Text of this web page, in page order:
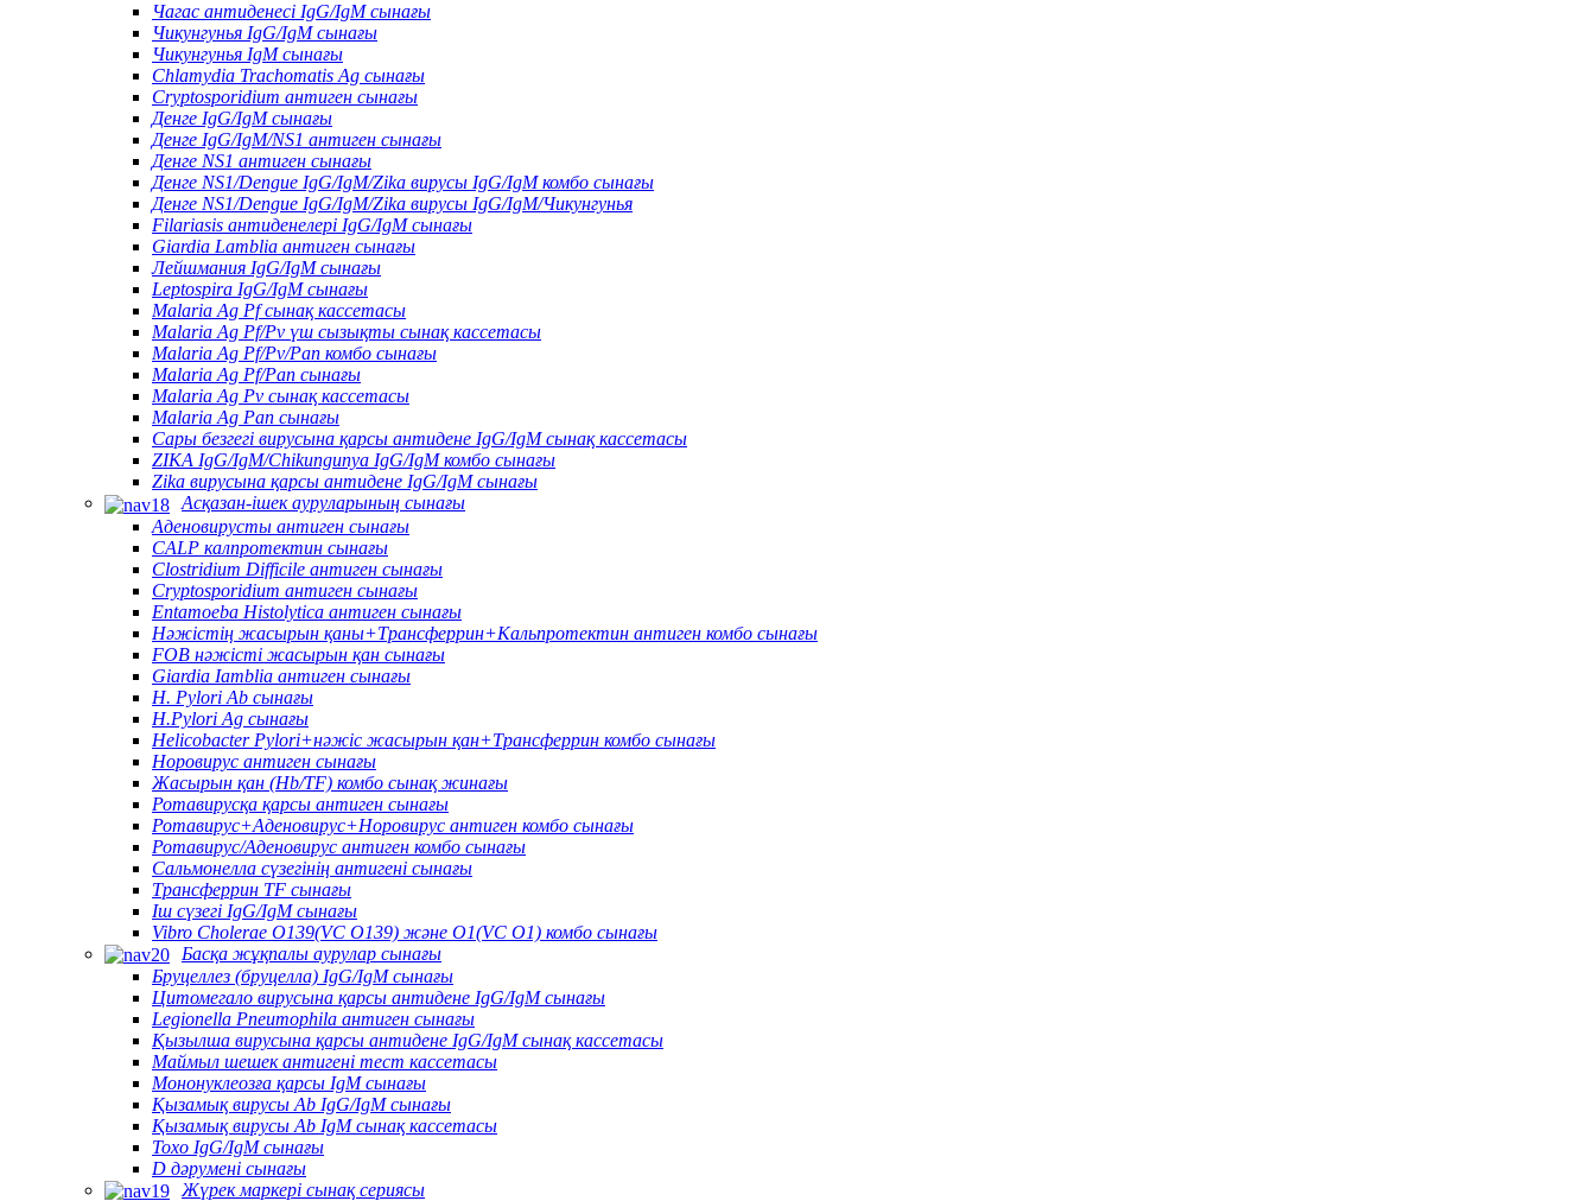
Чагас антиденесі IgG/IgM сынағы
Чикунгунья IgG/IgM сынағы
Чикунгунья IgM сынағы
Chlamydia Trachomatis Ag сынағы
Cryptosporidium антиген сынағы
Денге IgG/IgM сынағы
Денге IgG/IgM/NS1 антиген сынағы
Денге NS1 антиген сынағы
Денге NS1/Dengue IgG/IgM/Zika вирусы IgG/IgM комбо сынағы
Денге NS1/Dengue IgG/IgM/Zika вирусы IgG/IgM/Чикунгунья
Filariasis антиденелері IgG/IgM сынағы
Giardia Lamblia антиген сынағы
Лейшмания IgG/IgM сынағы
Leptospira IgG/IgM сынағы
Malaria Ag Pf сынақ кассетасы
Malaria Ag Pf/Pv үш сызықты сынақ кассетасы
Malaria Ag Pf/Pv/Pan комбо сынағы
Malaria Ag Pf/Pan сынағы
Malaria Ag Pv сынақ кассетасы
Malaria Ag Pan сынағы
Сары безгегі вирусына қарсы антидене IgG/IgM сынақ кассетасы
ZIKA IgG/IgM/Chikungunya IgG/IgM комбо сынағы
Zika вирусына қарсы антидене IgG/IgM сынағы
Асқазан-ішек ауруларының сынағы
Аденовирусты антиген сынағы
CALP калпротектин сынағы
Clostridium Difficile антиген сынағы
Cryptosporidium антиген сынағы
Entamoeba Histolytica антиген сынағы
Нәжістің жасырын қаны+Трансферрин+Кальпротектин антиген комбо сынағы
FOB нәжісті жасырын қан сынағы
Giardia Iamblia антиген сынағы
H. Pylori Ab сынағы
H.Pylori Ag сынағы
Helicobacter Pylori+нәжіс жасырын қан+Трансферрин комбо сынағы
Норовирус антиген сынағы
Жасырын қан (Hb/TF) комбо сынақ жинағы
Ротавирусқа қарсы антиген сынағы
Ротавирус+Аденовирус+Норовирус антиген комбо сынағы
Ротавирус/Аденовирус антиген комбо сынағы
Сальмонелла сүзегінің антигені сынағы
Трансферрин TF сынағы
Іш сүзегі IgG/IgM сынағы
Vibro Cholerae O139(VC O139) және O1(VC O1) комбо сынағы
Басқа жұқпалы аурулар сынағы
Бруцеллез (бруцелла) IgG/IgM сынағы
Цитомегало вирусына қарсы антидене IgG/IgM сынағы
Legionella Pneumophila антиген сынағы
Қызылша вирусына қарсы антидене IgG/IgM сынақ кассетасы
Маймыл шешек антигені тест кассетасы
Мононуклеозға қарсы IgM сынағы
Қызамық вирусы Ab IgG/IgM сынағы
Қызамық вирусы Ab IgM сынақ кассетасы
Toxo IgG/IgM сынағы
D дәрумені сынағы
Жүрек маркері сынақ сериясы